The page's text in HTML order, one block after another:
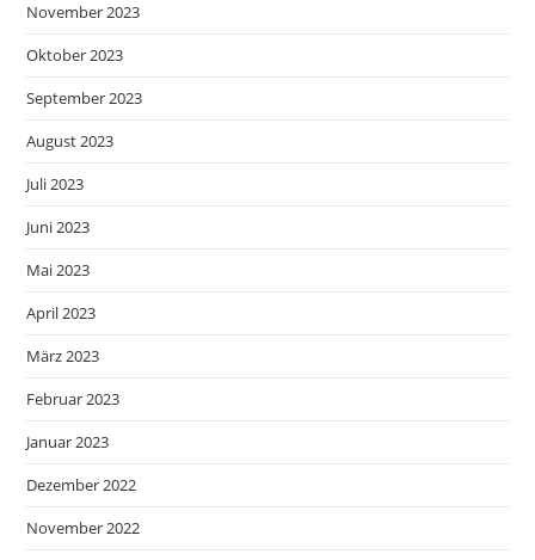
November 2023
Oktober 2023
September 2023
August 2023
Juli 2023
Juni 2023
Mai 2023
April 2023
März 2023
Februar 2023
Januar 2023
Dezember 2022
November 2022